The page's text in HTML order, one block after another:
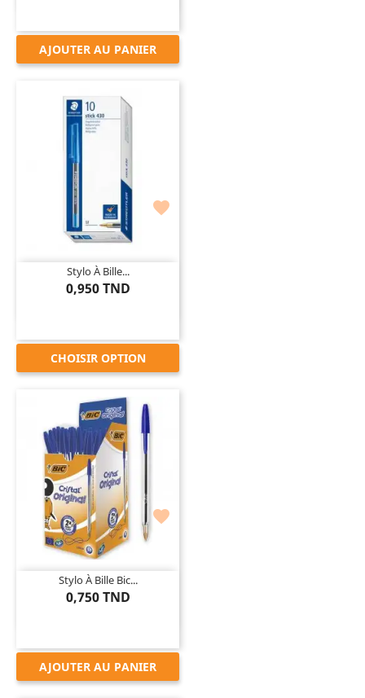
AJOUTER AU PANIER

Stylo À Bille...
0,950 TND
CHOISIR OPTION

Stylo À Bille Bic...
0,750 TND
AJOUTER AU PANIER